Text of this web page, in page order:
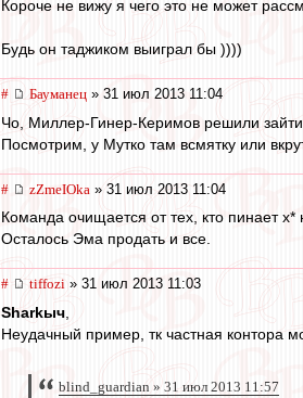
Короче не вижу я чего это не может
Будь он таджиком выиграл бы ))))
# Бауманец » 31 июл 2013 11:04
Чо, Миллер-Гинер-Керимов решили зайти
Посмотрим, у Мутко там всмятку или
# zZmeIOka » 31 июл 2013 11:04
Команда очищается от тех, кто пинает
Осталось Эма продать и все.
# tiffozi » 31 июл 2013 11:03
Sharkыч
Неудачный пример, тк частная контора
blind_guardian » 31 июл 2013 11:57